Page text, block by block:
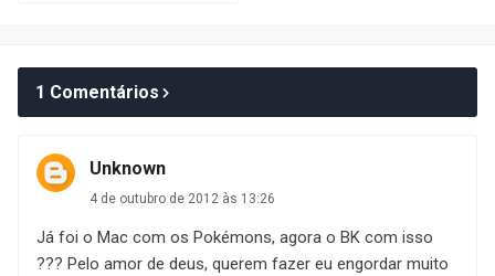
1 Comentários
Unknown
4 de outubro de 2012 às 13:26
Já foi o Mac com os Pokémons, agora o BK com isso
??? Pelo amor de deus, querem fazer eu engordar muito